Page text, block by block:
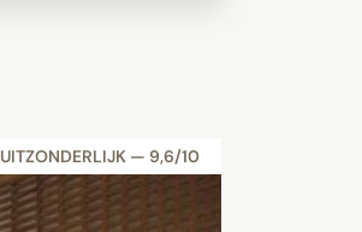
UITZONDERLIJK — 9,6/10